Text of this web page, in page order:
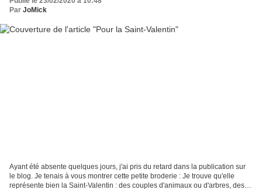
Par JoMick
Ayant été absente quelques jours, j'ai pris du retard dans la publication sur
le blog. Je tenais à vous montrer cette petite broderie : Je trouve qu'elle
représente bien la Saint-Valentin : des couples d'animaux ou d'arbres, des